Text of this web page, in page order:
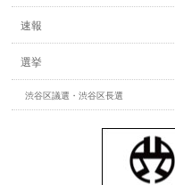
速報
選挙
渋谷区議選・渋谷区長選